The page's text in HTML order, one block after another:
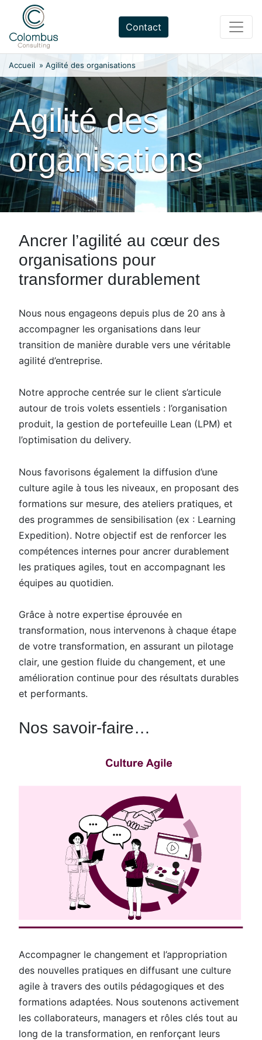
content
Contact
Accueil »Agilité des organisations
Agilité des
organisations
Ancrer l’agilité au cœur des
organisations pour
transformer durablement
Nous nous engageons depuis plus de 20 ans à
accompagner les organisations dans leur
transition de manière durable vers une véritable
agilité d’entreprise.
Notre approche centrée sur le client s’articule
autour de trois volets essentiels : l’organisation
produit, la gestion de portefeuille Lean (LPM) et
l’optimisation du delivery.
Nous favorisons également la diffusion d’une
culture agile à tous les niveaux, en proposant des
formations sur mesure, des ateliers pratiques, et
des programmes de sensibilisation (ex : Learning
Expedition). Notre objectif est de renforcer les
compétences internes pour ancrer durablement
les pratiques agiles, tout en accompagnant les
équipes au quotidien.
Grâce à notre expertise éprouvée en
transformation, nous intervenons à chaque étape
de votre transformation, en assurant un pilotage
clair, une gestion fluide du changement, et une
amélioration continue pour des résultats durables
et performants.
Nos savoir-faire…
Accompagner le changement et l’appropriation
des nouvelles pratiques en diffusant une culture
agile à travers des outils pédagogiques et des
formations adaptées. Nous soutenons activement
les collaborateurs, managers et rôles clés tout au
long de la transformation, en renforçant leurs